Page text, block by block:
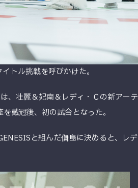
トル挑戦を呼びかけた。
、壮麗＆妃南＆レディ・Ｃの新アーテ
戴冠後、初の試合となった。
と組んだ儛島に決めると、レデ